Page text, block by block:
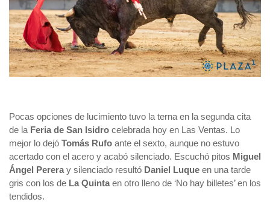
Pocas opciones de lucimiento tuvo la terna en la segunda cita
de la Feria de San Isidro celebrada hoy en Las Ventas. Lo
mejor lo dejó Tomás Rufo ante el sexto, aunque no estuvo
acertado con el acero y acabó silenciado. Escuchó pitos Miguel
Ángel Perera y silenciado resultó Daniel Luque en una tarde
gris con los de La Quinta en otro lleno de ‘No hay billetes’ en los
tendidos.